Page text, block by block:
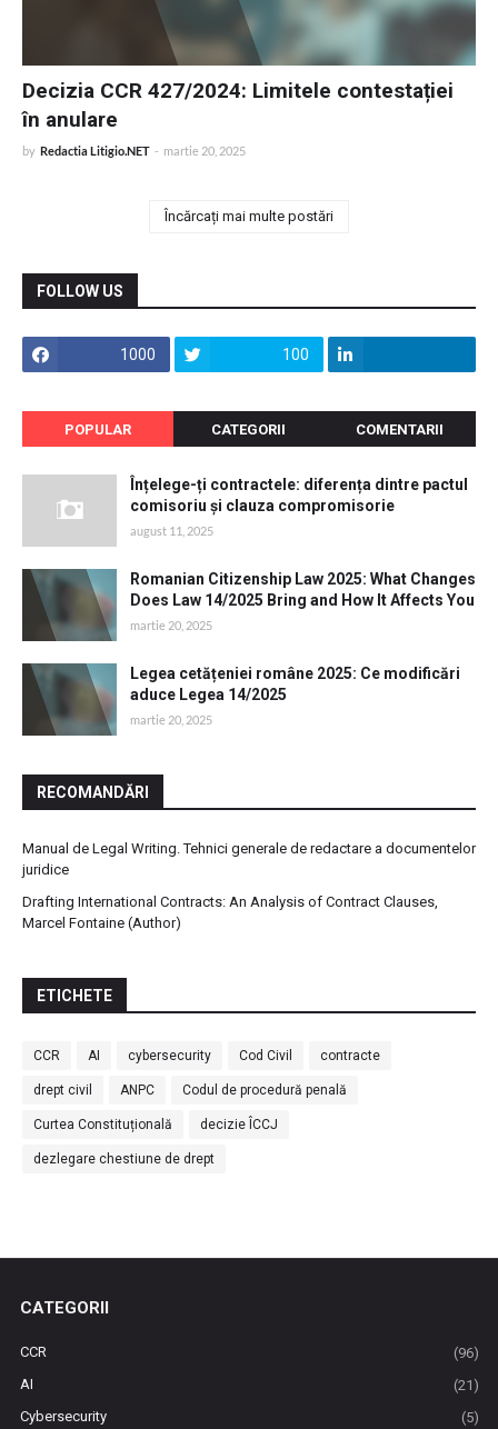
Decizia CCR 427/2024: Limitele contestației
în anulare
by Redactia Litigio.NET - martie 20, 2025
Încărcați mai multe postări
FOLLOW US
1000 100
POPULAR CATEGORII COMENTARII
Înțelege-ți contractele: diferența dintre pactul
comisoriu și clauza compromisorie
august 11, 2025
Romanian Citizenship Law 2025: What Changes
Does Law 14/2025 Bring and How It Affects You
martie 20, 2025
Legea cetățeniei române 2025: Ce modificări
aduce Legea 14/2025
martie 20, 2025
RECOMANDĂRI
Manual de Legal Writing. Tehnici generale de redactare a documentelor
juridice
Drafting International Contracts: An Analysis of Contract Clauses,
Marcel Fontaine (Author)
ETICHETE
CCR AI cybersecurity Cod Civil contracte
drept civil ANPC Codul de procedură penală
Curtea Constituțională decizie ÎCCJ
dezlegare chestiune de drept
CATEGORII
CCR
(96)
AI
(21)
Cybersecurity
(5)